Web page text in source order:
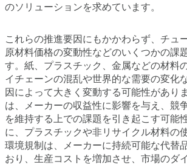
のソリューションを求めています。
これらの推進要因にもかかわらず、チュ
原材料価格の変動性などのいくつかの課
す。紙、プラスチック、金属などの材料
イチェーンの混乱や世界的な需要の変化
因によって大きく変動する可能性があり
は、メーカーの収益性に影響を与え、競
を維持する上での課題を引き起こす可能
に、プラスチックや非リサイクル材料の
環境規制は、メーカーに持続可能な代替
おり、生産コストを増加させ、市場のダ